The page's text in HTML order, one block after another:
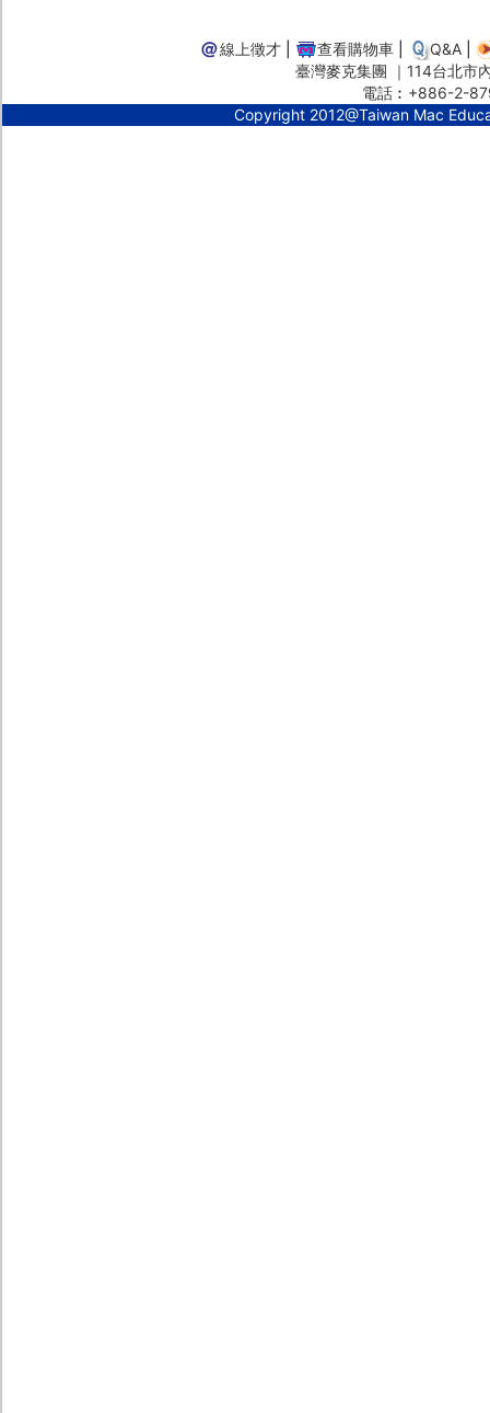
線上徵才 查看購物車 Q&A
臺灣麥克集團 ｜114台北
電話︰+886-2-
Copyright 2012@Taiwan Mac